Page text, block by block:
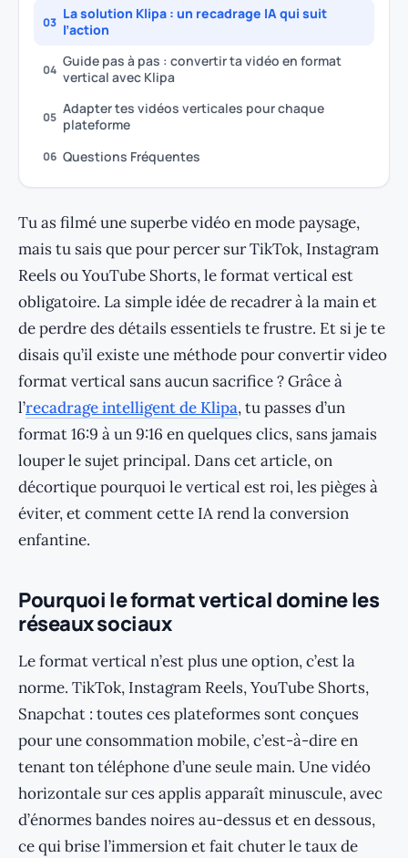
03 La solution Klipa : un recadrage IA qui suit
l’action
04 Guide pas à pas : convertir ta vidéo en format
vertical avec Klipa
05 Adapter tes vidéos verticales pour chaque
plateforme
06 Questions Fréquentes
Tu as filmé une superbe vidéo en mode paysage,
mais tu sais que pour percer sur TikTok, Instagram
Reels ou YouTube Shorts, le format vertical est
obligatoire. La simple idée de recadrer à la main et
de perdre des détails essentiels te frustre. Et si je te
disais qu’il existe une méthode pour convertir video
format vertical sans aucun sacrifice ? Grâce à
l’recadrage intelligent de Klipa, tu passes d’un
format 16:9 à un 9:16 en quelques clics, sans jamais
louper le sujet principal. Dans cet article, on
décortique pourquoi le vertical est roi, les pièges à
éviter, et comment cette IA rend la conversion
enfantine.
Pourquoi le format vertical domine les
réseaux sociaux
Le format vertical n’est plus une option, c’est la
norme. TikTok, Instagram Reels, YouTube Shorts,
Snapchat : toutes ces plateformes sont conçues
pour une consommation mobile, c’est-à-dire en
tenant ton téléphone d’une seule main. Une vidéo
horizontale sur ces applis apparaît minuscule, avec
d’énormes bandes noires au-dessus et en dessous,
ce qui brise l’immersion et fait chuter le taux de